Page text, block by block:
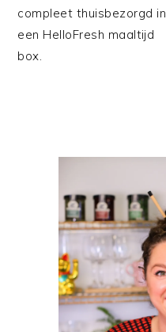
compleet thuisbezorgd in
een HelloFresh maaltijd
box.